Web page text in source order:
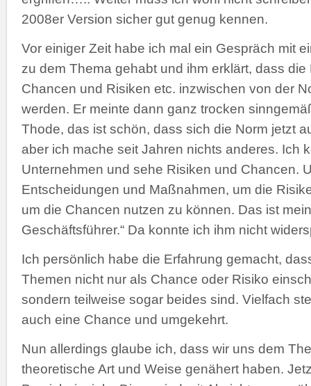
2008er Version sicher gut genug kennen.
Vor einiger Zeit habe ich mal ein Gespräch mit
zu dem Thema gehabt und ihm erklärt, dass die
Chancen und Risiken etc. inzwischen von der
werden. Er meinte dann ganz trocken
Thode, das ist schön, dass sich die Norm jetzt
aber ich mache seit Jahren nichts anderes. Ich
Unternehmen und sehe Risiken und Chancen.
Entscheidungen und Maßnahmen, um die
um die Chancen nutzen zu können. Das ist
Geschäftsführer.“ Da konnte ich ihm nicht
Ich persönlich habe die Erfahrung gemacht,
Themen nicht nur als Chance oder Risiko
sondern teilweise sogar beides sind. Vielfach
auch eine Chance und umgekehrt.
Nun allerdings glaube ich, dass wir uns dem
theoretische Art und Weise genähert haben.